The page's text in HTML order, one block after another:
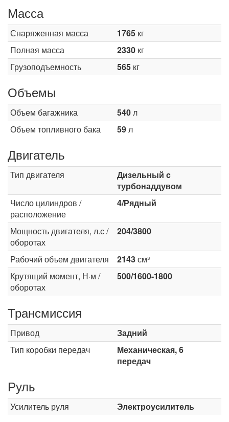
Масса
Снаряженная масса 1765 кг
Полная масса
2330 кг
Грузоподъемность
565 кг
Объемы
Объем багажника 540л
Объем топливного бака
59л
Двигатель
Тип двигателя
Дизельный c
турбонаддувом
Число цилиндров /
расположение
4/Рядный
Мощность двигателя, л.с /
оборотах
204/3800
Рабочий объем двигателя 2143см³
Крутящий момент, Н·м /
оборотах
500/1600-1800
Трансмиссия
Привод
Задний
Тип коробки передач
Механическая, 6
передач
Руль
Усилитель руля Электроусилитель